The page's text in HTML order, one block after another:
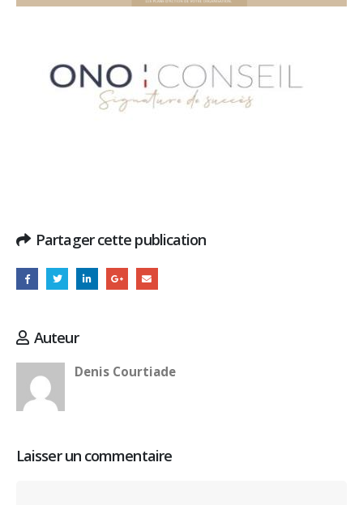
Partager cette publication
Auteur
Denis Courtiade
Laisser un commentaire